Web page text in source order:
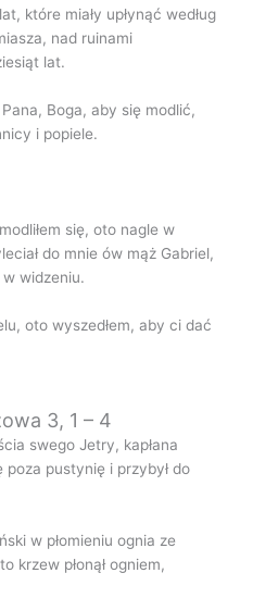
które miały upłynąć według
nad ruinami
lat.
Boga, aby się modlić,
i popiele.
się, oto nagle w
do mnie ów mąż Gabriel,
widzeniu.
oto wyszedłem, aby ci dać
3, 1 – 4
swego Jetry, kapłana
poza pustynię i przybył do
w płomieniu ognia ze
krzew płonął ogniem,